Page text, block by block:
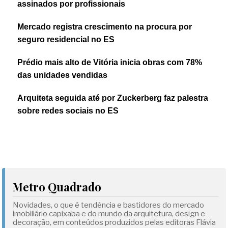
assinados por profissionais
Mercado registra crescimento na procura por
seguro residencial no ES
Prédio mais alto de Vitória inicia obras com 78%
das unidades vendidas
Arquiteta seguida até por Zuckerberg faz palestra
sobre redes sociais no ES
Metro Quadrado
Novidades, o que é tendência e bastidores do mercado
imobiliário capixaba e do mundo da arquitetura, design e
decoração, em conteúdos produzidos pelas editoras Flávia